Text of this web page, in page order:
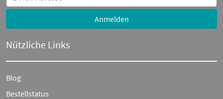
Anmelden
Nützliche Links
Blog
Bestellstatus